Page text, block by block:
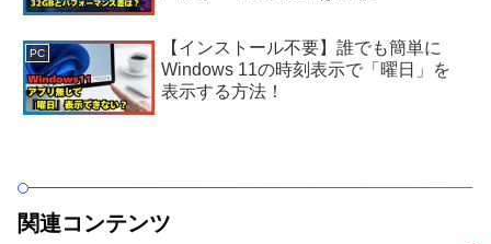
PC
【インストール不要】誰でも簡単に
Windows 11の時刻表示で「曜日」を
表示する方法！
関連コンテンツ